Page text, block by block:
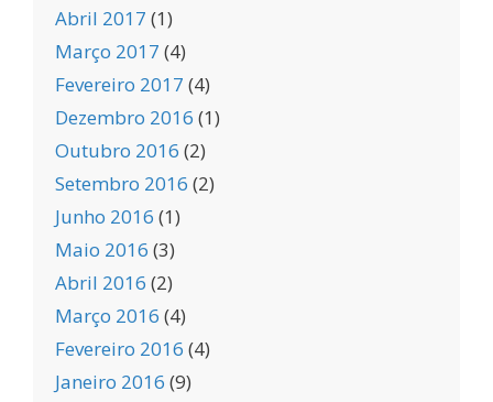
Abril 2017 (1)
Março 2017 (4)
Fevereiro 2017 (4)
Dezembro 2016 (1)
Outubro 2016 (2)
Setembro 2016 (2)
Junho 2016 (1)
Maio 2016 (3)
Abril 2016 (2)
Março 2016 (4)
Fevereiro 2016 (4)
Janeiro 2016 (9)